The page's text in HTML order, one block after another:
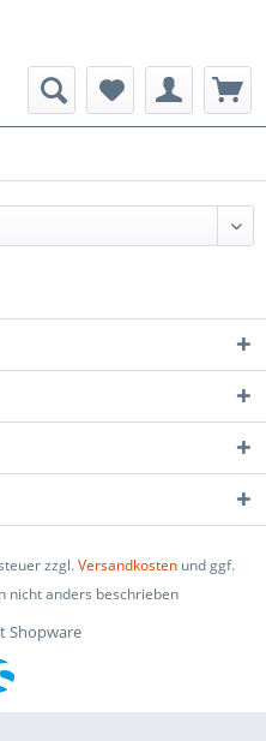
zzgl.Versandkosten und ggf.
nicht anders beschrieben
Shopware